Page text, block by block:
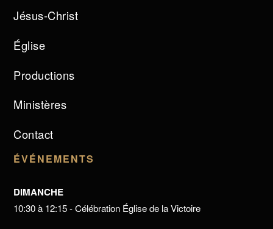
Jésus-Christ
Église
Productions
Ministères
Contact
ÉVÉNEMENTS
DIMANCHE
10:30 à 12:15 - Célébration Église de la Victoire